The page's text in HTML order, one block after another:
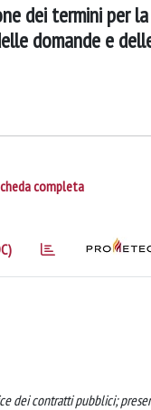
dei termini per la
domande e
completa
dei contratti pubblici;